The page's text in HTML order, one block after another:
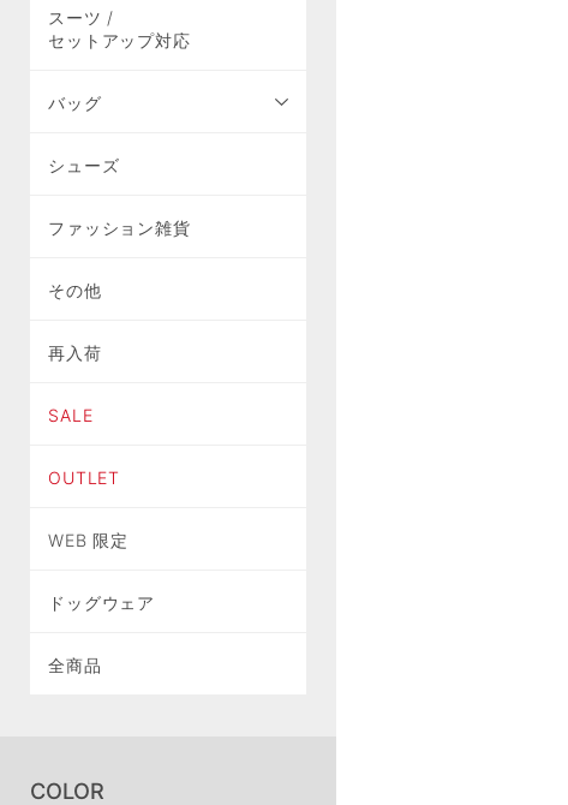
スーツ /
セットアップ対応
バッグ
シューズ
ファッション雑貨
その他
再入荷
SALE
OUTLET
WEB 限定
ドッグウェア
全商品
COLOR